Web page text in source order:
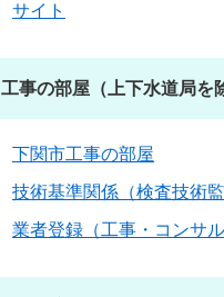
サイト
工事の部屋（上下水道局を
下関市工事の部屋
技術基準関係（検査技術監
業者登録（工事・コンサル